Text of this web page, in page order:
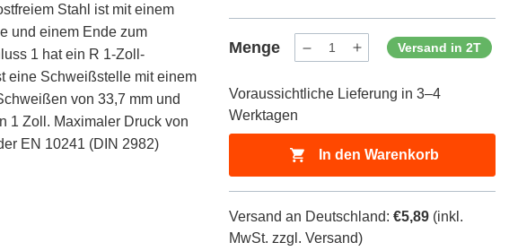
Stahl ist mit einem
und einem Ende zum
1 hat ein R 1-Zoll-
eine Schweißstelle mit einem
von 33,7 mm und
1 Zoll. Maximaler Druck von
EN 10241 (DIN 2982)
Preis
Menge
Menge
ProductDrop
Menge
ProductDrop
Versand in 2T
Voraussichtliche Lieferung in 3–4
Werktagen
In den Warenkorb
Versand an Deutschland:€5,89 (inkl.
MwSt. zzgl. Versand)